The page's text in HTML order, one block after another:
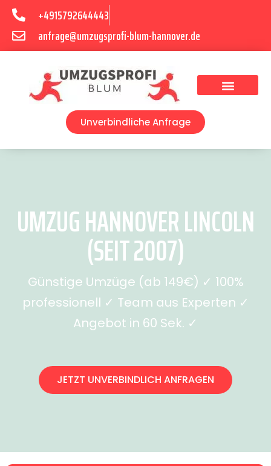
+4915792644443
anfrage@umzugsprofi-blum-hannover.de
Unverbindliche Anfrage
UMZUG HANNOVER LINCOLN
(SEIT 2007)
Günstige Umzüge (ab 149€) ✓ 100%
professionell ✓ Team aus Experten ✓
Angebot in 60 Sek. ✓
JETZT UNVERBINDLICH ANFRAGEN